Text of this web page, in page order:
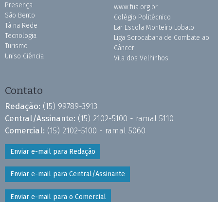
Presença
São Bento
Tá na Rede
Tecnologia
Turismo
Uniso Ciência
www.fua.org.br
Colégio Politécnico
Lar Escola Monteiro Lobato
Liga Sorocabana de Combate ao
Câncer
Vila dos Velhinhos
Contato
Redação: (15) 99789-3913
Central/Assinante: (15) 2102-5100 - ramal 5110
Comercial: (15) 2102-5100 - ramal 5060
Enviar e-mail para Redação
Enviar e-mail para Central/Assinante
Enviar e-mail para o Comercial